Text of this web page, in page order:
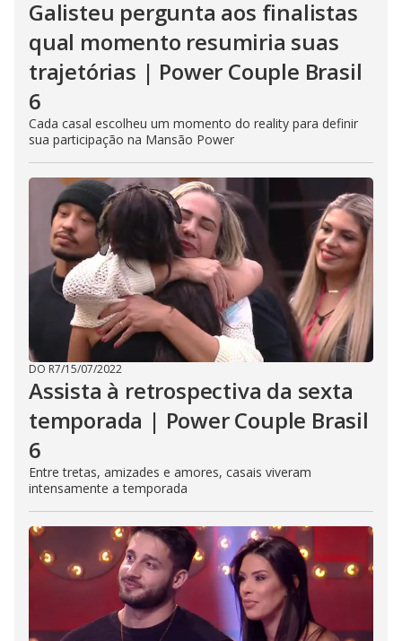
Galisteu pergunta aos finalistas
qual momento resumiria suas
trajetórias | Power Couple Brasil
6
Cada casal escolheu um momento do reality para definir
sua participação na Mansão Power
DO R7/15/07/2022
Assista à retrospectiva da sexta
temporada | Power Couple Brasil
6
Entre tretas, amizades e amores, casais viveram
intensamente a temporada